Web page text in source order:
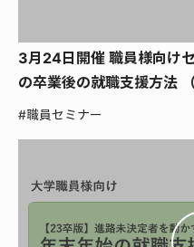
3月24日開催 職員様向け
の卒業後の就職支援方法
#職員セミナー